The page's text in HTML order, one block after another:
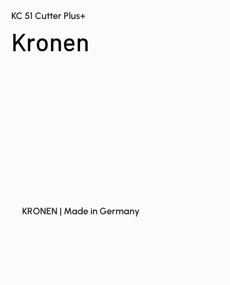
KC 51 Cutter Plus+
Kronen
KRONEN | Made in Germany